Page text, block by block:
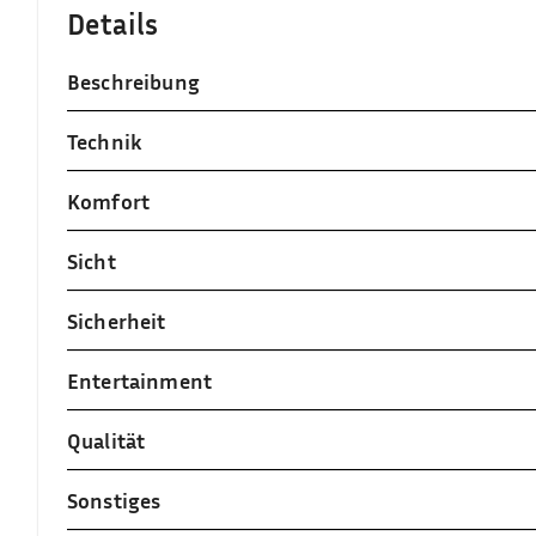
Details
Beschreibung
Technik
Komfort
Sicht
Sicherheit
Entertainment
Qualität
Sonstiges